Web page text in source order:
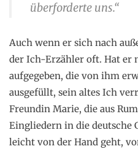
überforderte uns.“
Auch wenn er sich nach
der Ich-Erzähler oft. Hat er
aufgegeben, die von ihm
ausgefüllt, sein altes Ich
Freundin Marie, die aus
Eingliedern in die deutsche
leicht von der Hand geht,